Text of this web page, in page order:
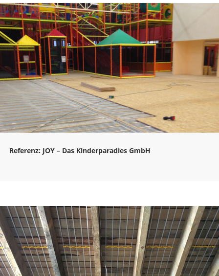
Referenz: JOY – Das Kinderparadies GmbH